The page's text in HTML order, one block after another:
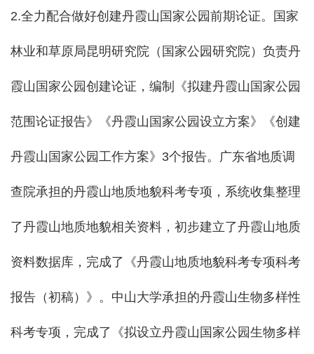
2.全力配合做好创建丹霞山国家公园前期论证。国家
林业和草原局昆明研究院（国家公园研究院）负责丹
霞山国家公园创建论证，编制《拟建丹霞山国家公园
范围论证报告》《丹霞山国家公园设立方案》《创建
丹霞山国家公园工作方案》3个报告。广东省地质调
查院承担的丹霞山地质地貌科考专项，系统收集整理
了丹霞山地质地貌相关资料，初步建立了丹霞山地质
资料数据库，完成了《丹霞山地质地貌科考专项科考
报告（初稿）》。中山大学承担的丹霞山生物多样性
科考专项，完成了《拟设立丹霞山国家公园生物多样